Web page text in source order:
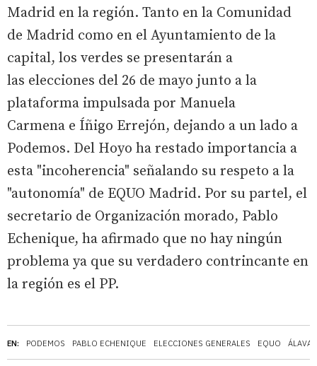
EN: PODEMOS PABLO ECHENIQUE ELECCIONES GENERALES EQUO ÁLAVA
Madrid en la región. Tanto en la Comunidad
de Madrid como en el Ayuntamiento de la
capital, los verdes se presentarán a
las elecciones del 26 de mayo junto a la
plataforma impulsada por Manuela
Carmena e Íñigo Errejón, dejando a un lado a
Podemos. Del Hoyo ha restado importancia a
esta "incoherencia" señalando su respeto a la
"autonomía" de EQUO Madrid. Por su partel, el
secretario de Organización morado, Pablo
Echenique, ha afirmado que no hay ningún
problema ya que su verdadero contrincante en
la región es el PP.